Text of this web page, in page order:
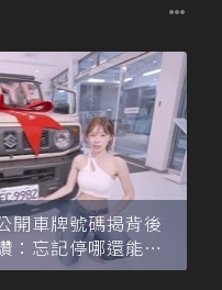
開車牌號碼揭背後
：忘記停哪還能幫